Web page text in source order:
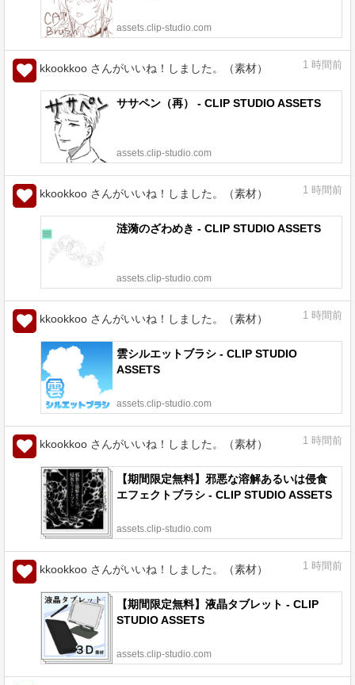
assets.clip-studio.com
kkookkoo さんがいいね！しました。（素材） 1 時間前
ササペン（再） - CLIP STUDIO ASSETS
assets.clip-studio.com
kkookkoo さんがいいね！しました。（素材） 1 時間前
涟漪のざわめき - CLIP STUDIO ASSETS
assets.clip-studio.com
kkookkoo さんがいいね！しました。（素材） 1 時間前
雲シルエットブラシ - CLIP STUDIO
ASSETS
assets.clip-studio.com
kkookkoo さんがいいね！しました。（素材） 1 時間前
【期間限定無料】邪悪な溶解あるいは侵食
エフェクトブラシ - CLIP STUDIO ASSETS
assets.clip-studio.com
kkookkoo さんがいいね！しました。（素材） 1 時間前
【期間限定無料】液晶タブレット - CLIP
STUDIO ASSETS
assets.clip-studio.com